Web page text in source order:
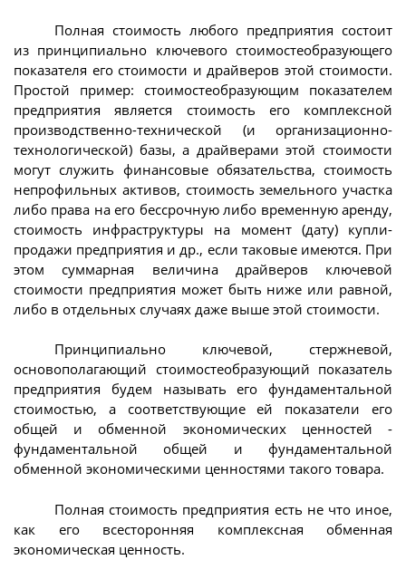
Полная стоимость любого предприятия состоит
из принципиально ключевого стоимостеобразующего
показателя его стоимости и драйверов этой стоимости.
Простой пример: стоимостеобразующим показателем
предприятия является стоимость его комплексной
производственно-технической (и организационно-
технологической) базы, а драйверами этой стоимости
могут служить финансовые обязательства, стоимость
непрофильных активов, стоимость земельного участка
либо права на его бессрочную либо временную аренду,
стоимость инфраструктуры на момент (дату) купли-
продажи предприятия и др., если таковые имеются. При
этом суммарная величина драйверов ключевой
стоимости предприятия может быть ниже или равной,
либо в отдельных случаях даже выше этой стоимости.
Принципиально ключевой, стержневой,
основополагающий стоимостеобразующий показатель
предприятия будем называть его фундаментальной
стоимостью, а соответствующие ей показатели его
общей и обменной экономических ценностей -
фундаментальной общей и фундаментальной
обменной экономическими ценностями такого товара.
Полная стоимость предприятия есть не что иное,
как его всесторонняя комплексная обменная
экономическая ценность.